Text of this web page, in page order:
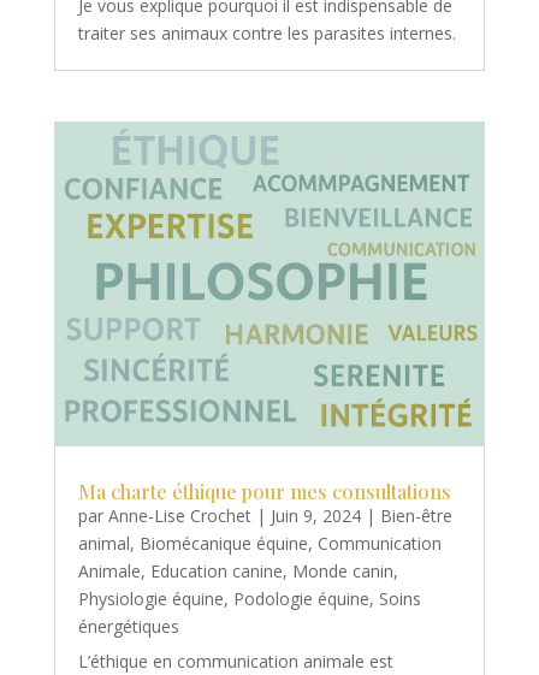
Je vous explique pourquoi il est indispensable de
traiter ses animaux contre les parasites internes.
Ma charte éthique pour mes consultations
par Anne-Lise Crochet| Juin 9, 2024| Bien-être
animal, Biomécanique équine, Communication
Animale, Education canine, Monde canin,
Physiologie équine, Podologie équine, Soins
énergétiques
L’éthique en communication animale est